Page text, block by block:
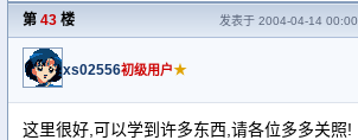
第 43 楼 发表于 2004-04-14 00:00
xs02556初级用户★
这里很好,可以学到许多东西,请各位多多关照!